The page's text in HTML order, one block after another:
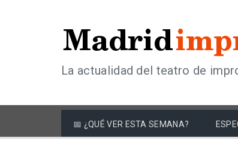
La actualidad del teatro de
📅 ¿QUÉ VER ESTA SEMANA?